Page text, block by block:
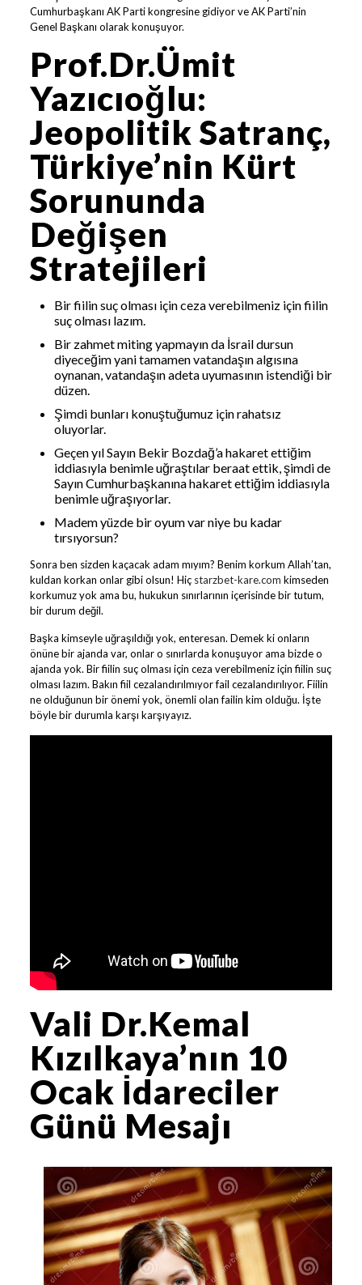
Cumhurbaşkanı AK Parti kongresine gidiyor ve AK Parti’nin
Genel Başkanı olarak konuşuyor.
Prof.Dr.Ümit
Yazıcıoğlu:
Jeopolitik Satranç,
Türkiye’nin Kürt
Sorununda
Değişen
Stratejileri
Bir fiilin suç olması için ceza verebilmeniz için fiilin
suç olması lazım.
Bir zahmet miting yapmayın da İsrail dursun
diyeceğim yani tamamen vatandaşın algısına
oynanan, vatandaşın adeta uyumasının istendiği bir
düzen.
Şimdi bunları konuştuğumuz için rahatsız
oluyorlar.
Geçen yıl Sayın Bekir Bozdağ’a hakaret ettiğim
iddiasıyla benimle uğraştılar beraat ettik, şimdi de
Sayın Cumhurbaşkanına hakaret ettiğim iddiasıyla
benimle uğraşıyorlar.
Madem yüzde bir oyum var niye bu kadar
tırsıyorsun?
Sonra ben sizden kaçacak adam mıyım? Benim korkum Allah’tan,
kuldan korkan onlar gibi olsun! Hiç starzbet-kare.com kimseden
korkumuz yok ama bu, hukukun sınırlarının içerisinde bir tutum,
bir durum değil.
Başka kimseyle uğraşıldığı yok, enteresan. Demek ki onların
önüne bir ajanda var, onlar o sınırlarda konuşuyor ama bizde o
ajanda yok. Bir fiilin suç olması için ceza verebilmeniz için fiilin suç
olması lazım. Bakın fiil cezalandırılmıyor fail cezalandırılıyor. Fiilin
ne olduğunun bir önemi yok, önemli olan failin kim olduğu. İşte
böyle bir durumla karşı karşıyayız.
Vali Dr.Kemal
Kızılkaya’nın 10
Ocak İdareciler
Günü Mesajı